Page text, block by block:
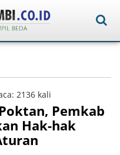
2136 kali
Pemkab
Hak-hak